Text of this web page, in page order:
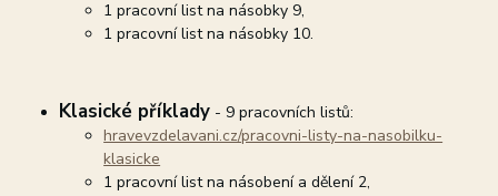
1 pracovní list na násobky 9,
1 pracovní list na násobky 10.
Klasické příklady - 9 pracovních listů:
hravevzdelavani.cz/pracovni-listy-na-nasobilku-
klasicke
1 pracovní list na násobení a dělení 2,